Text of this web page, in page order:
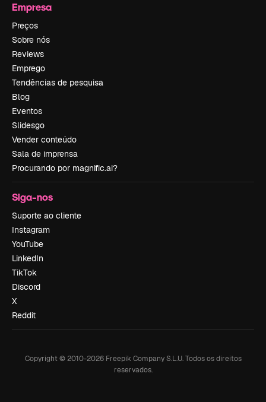
Empresa
Preços
Sobre nós
Reviews
Emprego
Tendências de pesquisa
Blog
Eventos
Slidesgo
Vender conteúdo
Sala de imprensa
Procurando por magnific.ai?
Siga-nos
Suporte ao cliente
Instagram
YouTube
LinkedIn
TikTok
Discord
X
Reddit
Copyright © 2010-2026Freepik Company S.L.U. Todos os direitos
reservados.